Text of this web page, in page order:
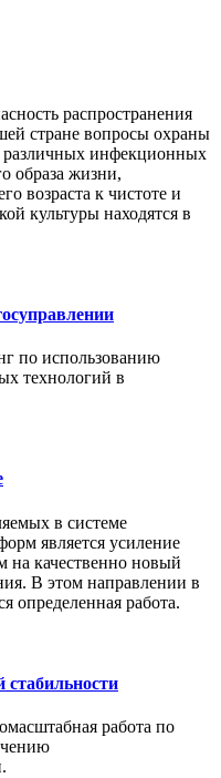
распространения
стране вопросы охраны
различных инфекционных
образа жизни,
возраста к чистоте и
культуры находятся в
по использованию
технологий в
в системе
является усиление
на качественно новый
В этом направлении в
определенная работа.
стабильности
работа по